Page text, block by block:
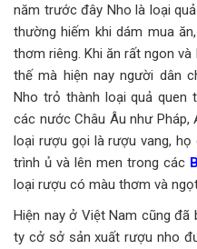
năm trước đây Nho là loại
thường hiếm khi dám mua
thơm riêng. Khi ăn rất ngon
thế mà hiện nay người dân
Nho trỏ thành loại quả quen
các nước Châu Âu như
loại rượu gọi là rượu vang,
trình ủ và lên men trong các
loại rượu có màu thơm và
Hiện nay ở Việt Nam cũng đã
ty cở sở sản xuất rượu nho